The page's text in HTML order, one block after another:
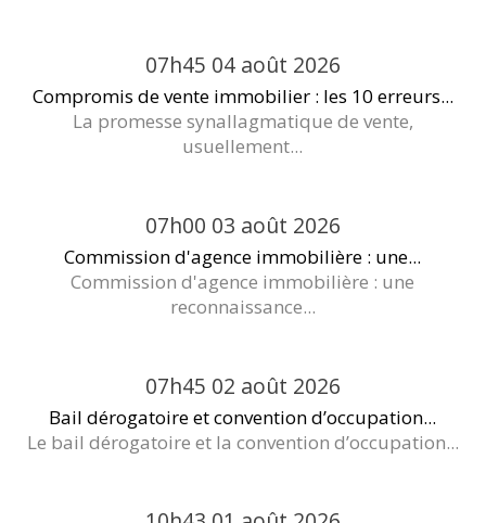
07h45 04 août 2026
Compromis de vente immobilier : les 10 erreurs...
La promesse synallagmatique de vente,
usuellement...
07h00 03 août 2026
Commission d'agence immobilière : une...
Commission d'agence immobilière : une
reconnaissance...
07h45 02 août 2026
Bail dérogatoire et convention d’occupation...
Le bail dérogatoire et la convention d’occupation...